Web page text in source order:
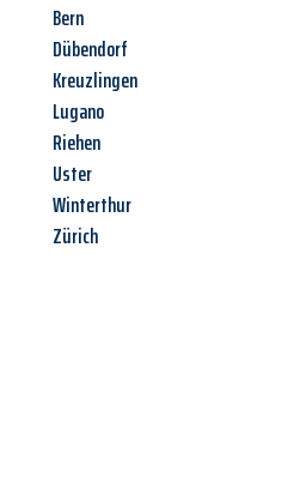
Bern
Dübendorf
Kreuzlingen
Lugano
Riehen
Uster
Winterthur
Zürich